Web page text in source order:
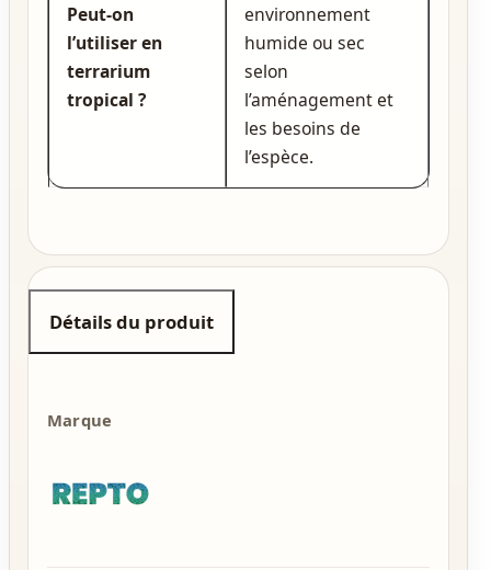
Peut‑on
l’utiliser en
terrarium
tropical ?
environnement
humide ou sec
selon
l’aménagement et
les besoins de
l’espèce.
Détails du produit
Marque